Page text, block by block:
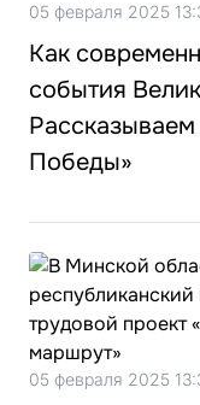
05 февраля 2025
Как
события
Победы»
05 февраля 2025